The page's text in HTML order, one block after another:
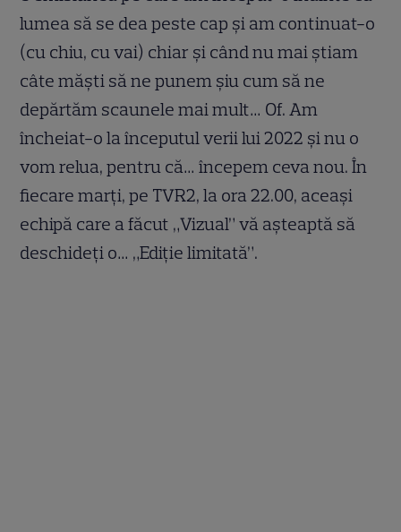
lumea să se dea peste cap şi am continuat-o
(cu chiu, cu vai) chiar şi când nu mai ştiam
câte măşti să ne punem şiu cum să ne
depărtăm scaunele mai mult… Of. Am
încheiat-o la începutul verii lui 2022 şi nu o
vom relua, pentru că… începem ceva nou. În
fiecare marţi, pe TVR2, la ora 22.00, aceaşi
echipă care a făcut „Vizual” vă aşteaptă să
deschideţi o… „Ediție limitată”.